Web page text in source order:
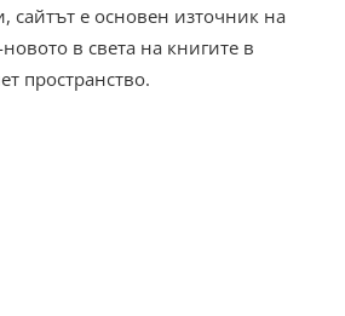
сайтът е основен източник на
в света на книгите в
пространство.